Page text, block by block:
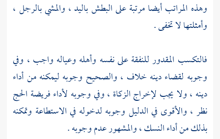
وهذه المراتب أيضا مرتبة على البطش باليد ، والمشي بالرجل ،
وأمثلتها لا تخفى .
فالتكسب المقدور للنفقة على نفسه وأهله وعياله واجب ، وفي
وجوبه لقضاء دينه خلاف ، والصحيح وجوبه ليمكنه من أداء
دينه ، ولا يجب لإخراج الزكاة ، وفي وجوبه لأداء فريضة الحج
نظر ، والأقوى في الدليل وجوبه لدخوله في الاستطاعة وتمكنه
بذلك من أداء النسك ، والمشهور عدم وجوبه .